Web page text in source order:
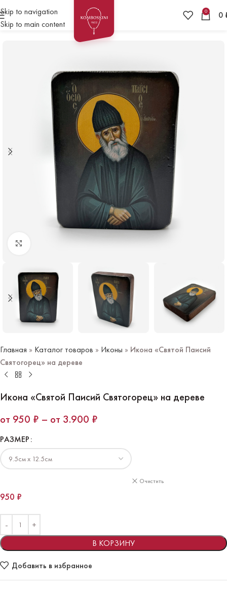
Skip to navigation
Skip to main content
0 0
Главная » Каталог товаров » Иконы » Икона «Святой Паисий
Святогорец» на дереве
Икона «Святой Паисий Святогорец» на дереве
950 ₽ – 3.900 ₽
РАЗМЕР
Очистить
950 ₽
В КОРЗИНУ
Добавить в избранное